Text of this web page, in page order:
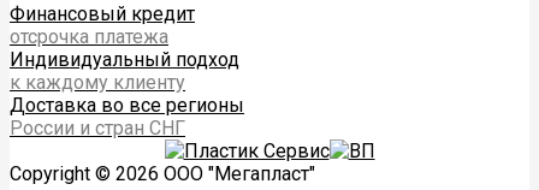
Финансовый кредит
отсрочка платежа
Индивидуальный подход
к каждому клиенту
Доставка во все регионы
России и стран СНГ
Copyright © 2026 ООО "Мегапласт"